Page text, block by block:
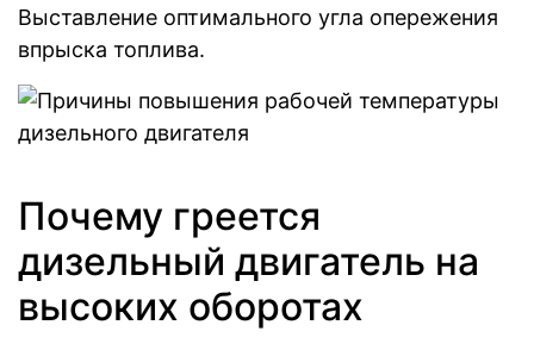
Выставление оптимального угла опережения
впрыска топлива.
Почему греется
дизельный двигатель на
высоких оборотах